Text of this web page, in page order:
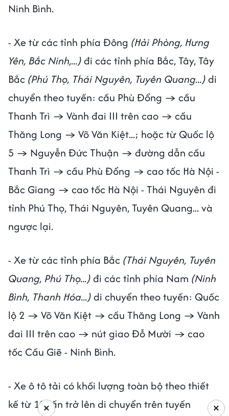
Ninh Bình.
- Xe từ các tỉnh phía Đông (Hải Phòng, Hưng
Yên, Bắc Ninh,...)đi các tỉnh phía Bắc, Tây, Tây
Bắc (Phú Thọ, Thái Nguyên, Tuyên Quang...)di
chuyển theo tuyến: cầu Phù Đổng → cầu
Thanh Trì → Vành đai III trên cao → cầu
Thăng Long → Võ Văn Kiệt...; hoặc từ Quốc lộ
5 → Nguyễn Đức Thuận → đường dẫn cầu
Thanh Trì → cầu Phù Đổng → cao tốc Hà Nội -
Bắc Giang → cao tốc Hà Nội - Thái Nguyên đi
tỉnh Phú Thọ, Thái Nguyên, Tuyên Quang... và
ngược lại.
- Xe từ các tỉnh phía Bắc (Thái Nguyên, Tuyên
Quang, Phú Thọ...)đi các tỉnh phía Nam (Ninh
Bình, Thanh Hóa...)di chuyển theo tuyến: Quốc
lộ 2 → Võ Văn Kiệt → cầu Thăng Long → Vành
đai III trên cao → nút giao Đỗ Mười → cao
tốc Cầu Giẽ - Ninh Bình.
- Xe ô tô tải có khối lượng toàn bộ theo thiết
kế từ 10 tấn trở lên di chuyển trên tuyến
×
×